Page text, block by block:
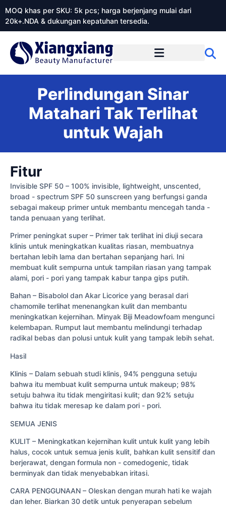
MOQ khas per SKU: 5k pcs; harga berjenjang mulai dari
20k+.NDA & dukungan kepatuhan tersedia.
Perlindungan Sinar
Matahari Tak Terlihat
untuk Wajah
Fitur
Invisible SPF 50 – 100% invisible, lightweight, unscented,
broad - spectrum SPF 50 sunscreen yang berfungsi ganda
sebagai makeup primer untuk membantu mencegah tanda -
tanda penuaan yang terlihat.
Primer peningkat super – Primer tak terlihat ini diuji secara
klinis untuk meningkatkan kualitas riasan, membuatnya
bertahan lebih lama dan bertahan sepanjang hari. Ini
membuat kulit sempurna untuk tampilan riasan yang tampak
alami, pori - pori yang tampak kabur tanpa gips putih.
Bahan – Bisabolol dan Akar Licorice yang berasal dari
chamomile terlihat menenangkan kulit dan membantu
meningkatkan kejernihan. Minyak Biji Meadowfoam mengunci
kelembapan. Rumput laut membantu melindungi terhadap
radikal bebas dan polusi untuk kulit yang tampak lebih sehat.
Hasil
Klinis – Dalam sebuah studi klinis, 94% pengguna setuju
bahwa itu membuat kulit sempurna untuk makeup; 98%
setuju bahwa itu tidak mengiritasi kulit; dan 92% setuju
bahwa itu tidak meresap ke dalam pori - pori.
SEMUA JENIS
KULIT – Meningkatkan kejernihan kulit untuk kulit yang lebih
halus, cocok untuk semua jenis kulit, bahkan kulit sensitif dan
berjerawat, dengan formula non - comedogenic, tidak
berminyak dan tidak menyebabkan iritasi.
CARA PENGGUNAAN – Oleskan dengan murah hati ke wajah
dan leher. Biarkan 30 detik untuk penyerapan sebelum